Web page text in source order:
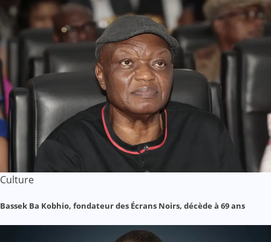
Culture
Bassek Ba Kobhio, fondateur des Écrans Noirs, décède à 69 ans